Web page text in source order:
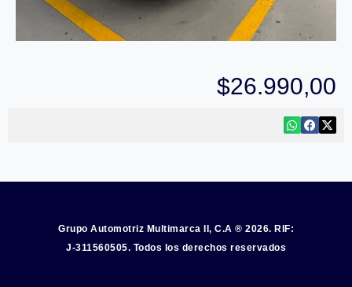
$26.990,00
Grupo Automotriz Multimarca II, C.A ® 2026. RIF:
J-311560505. Todos los derechos reservados